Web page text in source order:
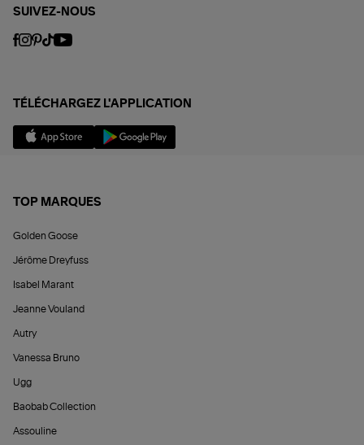
SUIVEZ-NOUS
TÉLÉCHARGEZ L'APPLICATION
TOP MARQUES
Golden Goose
Jérôme Dreyfuss
Isabel Marant
Jeanne Vouland
Autry
Vanessa Bruno
Ugg
Baobab Collection
Assouline